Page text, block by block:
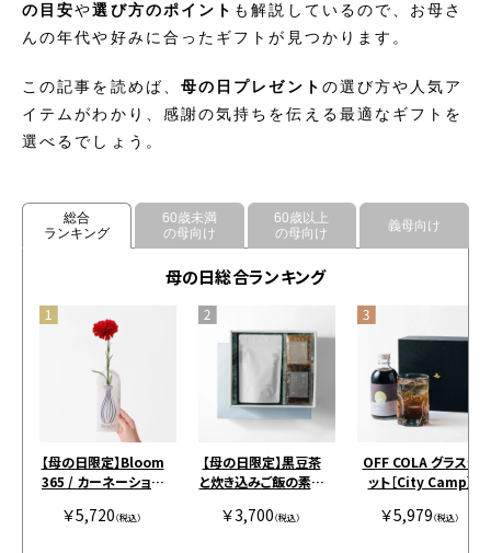
の目安や選び方のポイント も解説しているので、お母さ
んの年代や好みに合ったギフトが見つかります。
この記事を読めば、 母の日プレゼント の選び方や人気ア
イテムがわかり、感謝の気持ちを伝える最適なギフトを
選べるでしょう。
総合
ランキング
60歳未満
の母向け
60歳以上
の母向け
義母向け
母の日総合ランキング
【母の日限定】Bloom
365 / カーネーション
ド アルニカ-C
￥5,720（税込）
【母の日限定】黒豆茶
と炊き込みご飯の素の
￥3,700（税込）
OFF COLA グラスセ
ット［City Camp］
￥5,979（税込）